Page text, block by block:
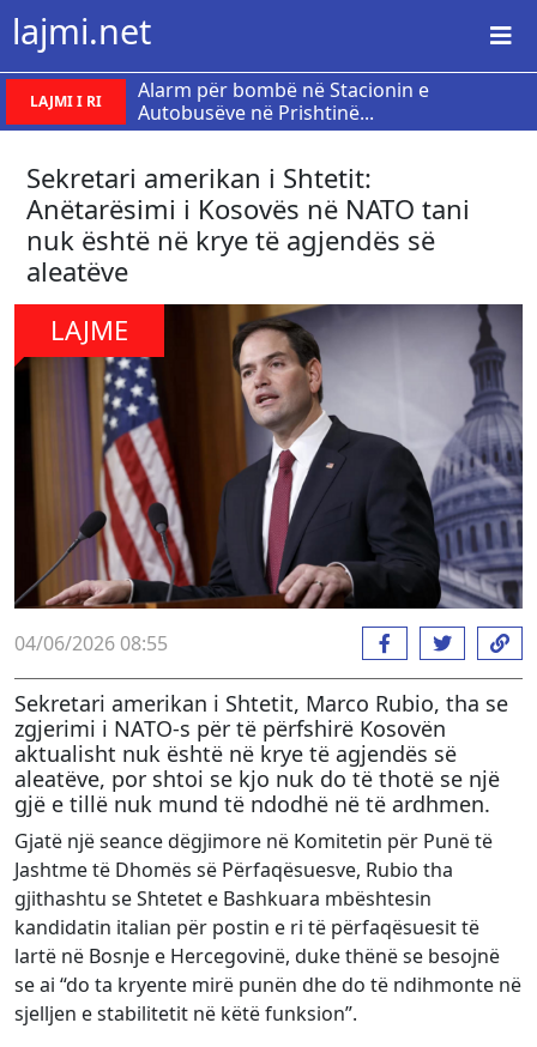
lajmi.net
LAJMI I RI
Alarm për bombë në Stacionin e
Autobusëve në Prishtinë...
Sekretari amerikan i Shtetit:
Anëtarësimi i Kosovës në NATO tani
nuk është në krye të agjendës së
aleatëve
LAJME
04/06/2026 08:55
Sekretari amerikan i Shtetit, Marco Rubio, tha se
zgjerimi i NATO-s për të përfshirë Kosovën
aktualisht nuk është në krye të agjendës së
aleatëve, por shtoi se kjo nuk do të thotë se një
gjë e tillë nuk mund të ndodhë në të ardhmen.
Gjatë një seance dëgjimore në Komitetin për Punë të
Jashtme të Dhomës së Përfaqësuesve, Rubio tha
gjithashtu se Shtetet e Bashkuara mbështesin
kandidatin italian për postin e ri të përfaqësuesit të
lartë në Bosnje e Hercegovinë, duke thënë se besojnë
se ai “do ta kryente mirë punën dhe do të ndihmonte në
sjelljen e stabilitetit në këtë funksion”.